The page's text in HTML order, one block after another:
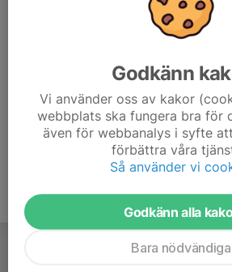
Till dessa hör bl.a. Drängsjön, Åkers
Södersjön samt skärgårdsvatten som
Mer information om respektive vatten
Godkänn
Vi använder oss av kakor
webbplats ska fungera bra för
även för webbanalys i syfte
förbättra våra
Så använder vi
Godkänn alla
Bara nödvändiga